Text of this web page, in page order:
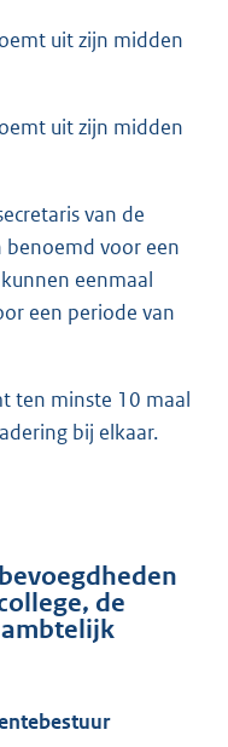
uit zijn midden
uit zijn midden
van de
voor een
eenmaal
een periode van
ten minste 10 maal
bij elkaar.
de